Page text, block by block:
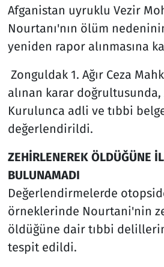
Afganistan uyruklu Vezir
Nourtanı'nın ölüm
yeniden rapor alınmasına
Zonguldak 1. Ağır Ceza
alınan karar doğrultusunda,
Kurulunca adli ve tıbbi
değerlendirildi.
ZEHİRLENEREK ÖLDÜĞÜNE
BULUNAMADI
Değerlendirmelerde
örneklerinde Nourtani'nin
öldüğüne dair tıbbi
tespit edildi.
Televizyon